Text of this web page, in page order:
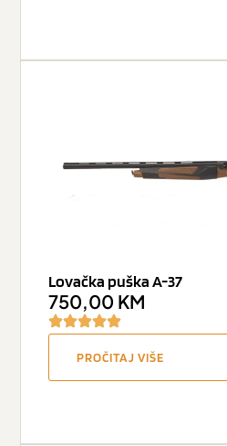
Lovačka puška A-37
750,00 KM
PROČITAJ VIŠE